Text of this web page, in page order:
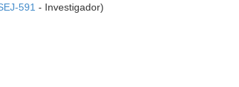
591 - Investigador)